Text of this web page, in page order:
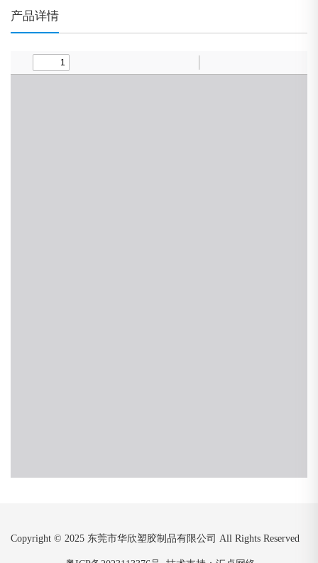
产品详情
Copyright © 2025 东莞市华欣塑胶制品有限公司 All Rights Reserved